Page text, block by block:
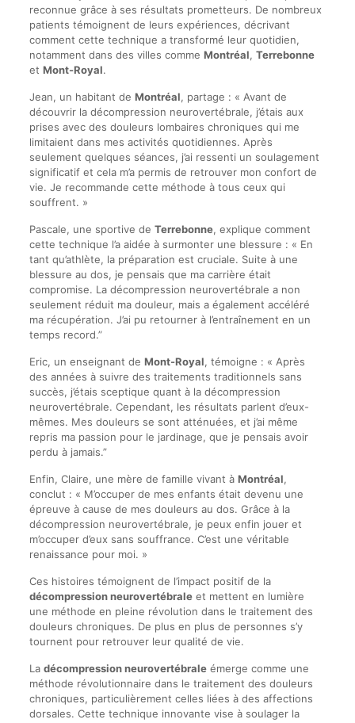
reconnue grâce à ses résultats prometteurs. De nombreux
patients témoignent de leurs expériences, décrivant
comment cette technique a transformé leur quotidien,
notamment dans des villes comme Montréal, Terrebonne
et Mont-Royal.
Jean, un habitant de Montréal, partage : « Avant de
découvrir la décompression neurovertébrale, j’étais aux
prises avec des douleurs lombaires chroniques qui me
limitaient dans mes activités quotidiennes. Après
seulement quelques séances, j’ai ressenti un soulagement
significatif et cela m’a permis de retrouver mon confort de
vie. Je recommande cette méthode à tous ceux qui
souffrent. »
Pascale, une sportive de Terrebonne, explique comment
cette technique l’a aidée à surmonter une blessure : « En
tant qu’athlète, la préparation est cruciale. Suite à une
blessure au dos, je pensais que ma carrière était
compromise. La décompression neurovertébrale a non
seulement réduit ma douleur, mais a également accéléré
ma récupération. J’ai pu retourner à l’entraînement en un
temps record.”
Eric, un enseignant de Mont-Royal, témoigne : « Après
des années à suivre des traitements traditionnels sans
succès, j’étais sceptique quant à la décompression
neurovertébrale. Cependant, les résultats parlent d’eux-
mêmes. Mes douleurs se sont atténuées, et j’ai même
repris ma passion pour le jardinage, que je pensais avoir
perdu à jamais.”
Enfin, Claire, une mère de famille vivant à Montréal,
conclut : « M’occuper de mes enfants était devenu une
épreuve à cause de mes douleurs au dos. Grâce à la
décompression neurovertébrale, je peux enfin jouer et
m’occuper d’eux sans souffrance. C’est une véritable
renaissance pour moi. »
Ces histoires témoignent de l’impact positif de la
décompression neurovertébraleet mettent en lumière
une méthode en pleine révolution dans le traitement des
douleurs chroniques. De plus en plus de personnes s’y
tournent pour retrouver leur qualité de vie.
La décompression neurovertébraleémerge comme une
méthode révolutionnaire dans le traitement des douleurs
chroniques, particulièrement celles liées à des affections
dorsales. Cette technique innovante vise à soulager la